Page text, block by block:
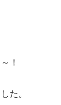
！
た。